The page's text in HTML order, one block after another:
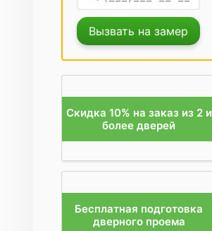
Вызвать на замер
Скидка 10% на заказ из 2 и
более дверей
Бесплатная подготовка
дверного проема